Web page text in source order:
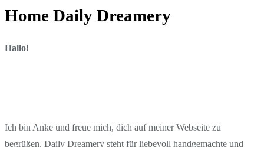
Home Daily Dreamery
Hallo!
Ich bin Anke und freue mich, dich auf meiner Webseite zu
begrüßen. Daily Dreamery steht für liebevoll handgemachte und